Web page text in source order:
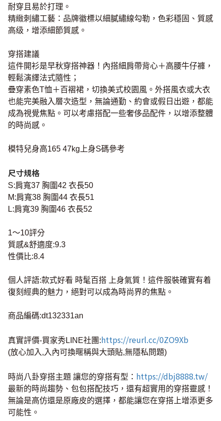
耐穿且易於打理。
精緻刺繡工藝：品牌徽標以細膩繡線勾勒，色彩穩固、質感
高级，增添細節質感。
穿搭建議
這件開衫是早秋穿搭神器！內搭細肩帶背心＋高腰牛仔褲，
輕鬆演繹法式隨性；
疊穿素色T恤＋百褶裙，切換美式校園風。外搭風衣或大衣
也能完美融入層次造型，無論通勤、約會或假日出遊，都能
成為視覺焦點。可以考慮搭配一些奢侈品配件，以增添整體
的時尚感。
模特兒身高165 47kg上身S碼參考
尺寸規格
S:肩寬37 胸圍42 衣長50
M:肩寬38 胸圍44 衣長51
L:肩寬39 胸圍46 衣長52
1～10評分
質感&舒適度:9.3
性價比:8.4
個人評語:款式好看 時髦百搭 上身氣質！這件服裝確實有着
復刻經典的魅力，絕對可以成為時尚界的焦點。
商品編碼:dt132331an
真實評價-買家秀LINE社團:https://reurl.cc/0ZO9Xb
(放心加入,入內可換暱稱與大頭貼,無隱私問題)
時尚八卦穿搭主題 讓您的穿搭有型： https://dbj8888.tw/
最新的時尚趨勢、包包搭配技巧，還有超實用的穿搭靈感！
無論是高仿還是原廠皮的選擇，都能讓您在穿搭上增添更多
可能性。